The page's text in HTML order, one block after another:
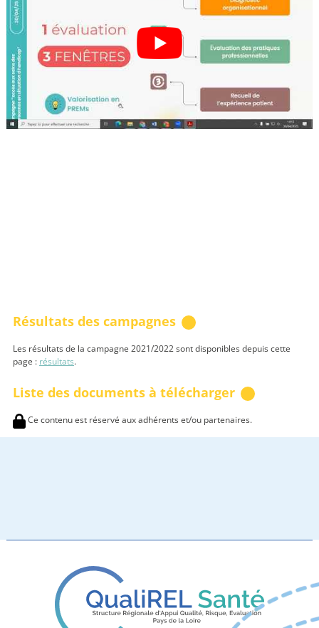
Résultats des campagnes
Les résultats de la campagne 2021/2022 sont disponibles depuis cette
page : résultats.
Liste des documents à télécharger
Ce contenu est réservé aux adhérents et/ou partenaires.